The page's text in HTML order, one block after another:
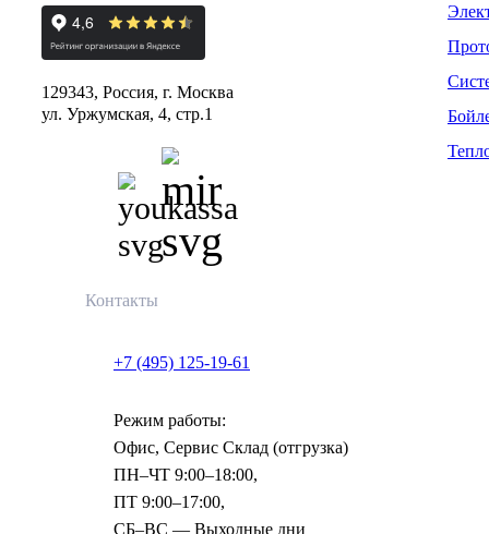
129343, Россия, г. Москва
ул. Уржумская, 4, стр.1
Контакты
+7 (495) 125-19-61
Режим работы:
Офис, Сервис Склад (отгрузка)
ПН–ЧТ 9:00–18:00,
ПТ 9:00–17:00,
СБ–ВС — Выходные дни